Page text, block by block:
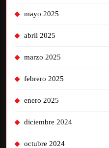
mayo 2025
abril 2025
marzo 2025
febrero 2025
enero 2025
diciembre 2024
octubre 2024